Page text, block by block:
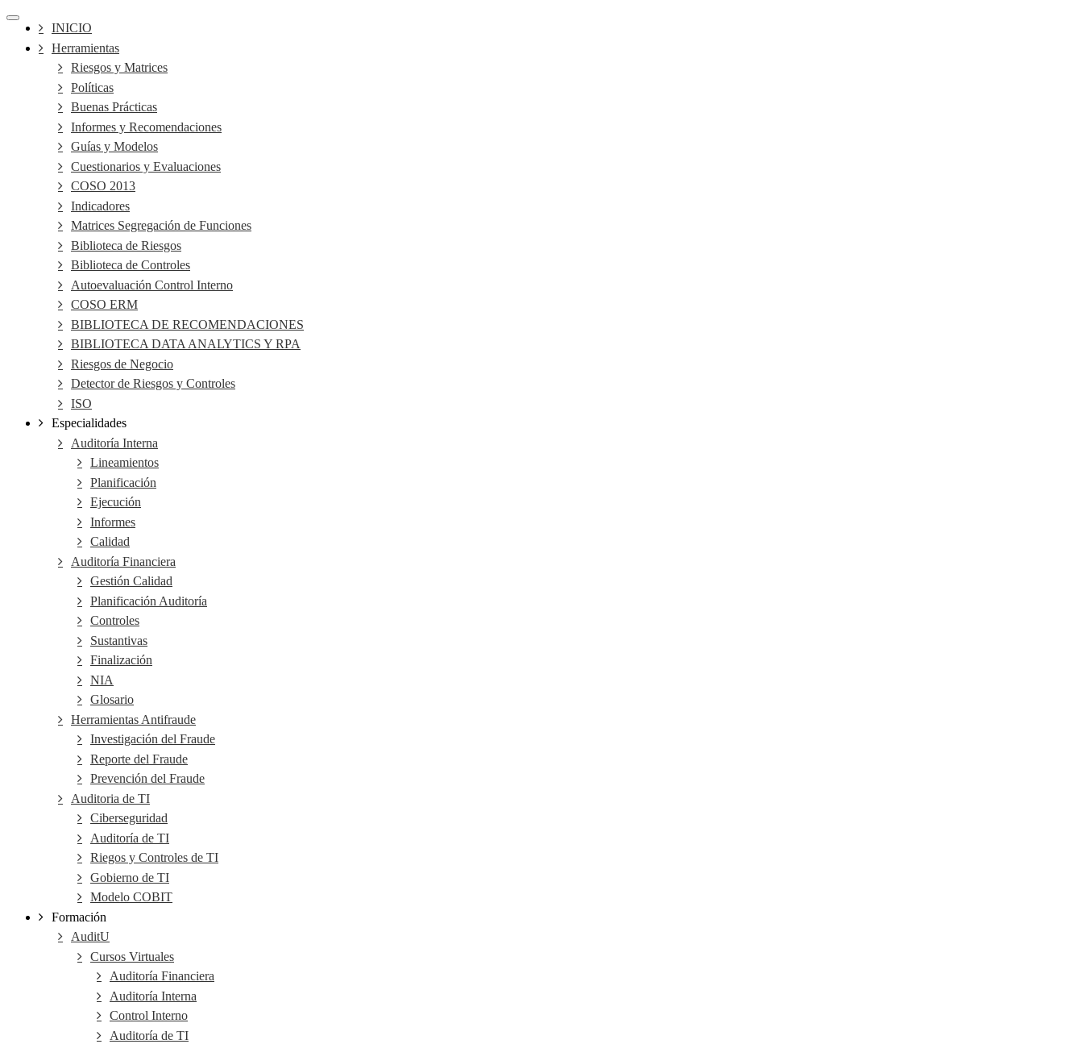
INICIO
Herramientas
Riesgos y Matrices
Políticas
Buenas Prácticas
Informes y Recomendaciones
Guías y Modelos
Cuestionarios y Evaluaciones
COSO 2013
Indicadores
Matrices Segregación de Funciones
Biblioteca de Riesgos
Biblioteca de Controles
Autoevaluación Control Interno
COSO ERM
BIBLIOTECA DE RECOMENDACIONES
BIBLIOTECA DATA ANALYTICS Y RPA
Riesgos de Negocio
Detector de Riesgos y Controles
ISO
Especialidades
Auditoría Interna
Lineamientos
Planificación
Ejecución
Informes
Calidad
Auditoría Financiera
Gestión Calidad
Planificación Auditoría
Controles
Sustantivas
Finalización
NIA
Glosario
Herramientas Antifraude
Investigación del Fraude
Reporte del Fraude
Prevención del Fraude
Auditoria de TI
Ciberseguridad
Auditoría de TI
Riegos y Controles de TI
Gobierno de TI
Modelo COBIT
Formación
AuditU
Cursos Virtuales
Auditoría Financiera
Auditoría Interna
Control Interno
Auditoría de TI